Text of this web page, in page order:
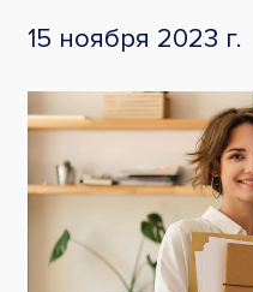
15 ноября 2023 г.